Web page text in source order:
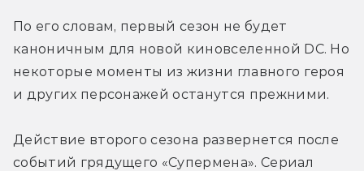
По его словам, первый сезон не будет
каноничным для новой киновселенной DC. Но
некоторые моменты из жизни главного героя
и других персонажей останутся прежними.
Действие второго сезона развернется после
событий грядущего «Супермена». Сериал